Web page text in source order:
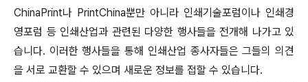
ChinaPrint나 PrintChina뿐만 아니라 인쇄기술포럼이나 인쇄경
영포럼 등 인쇄산업과 관련된 다양한 행사들을 전개해 나가고 있
습니다. 이러한 행사들을 통해 인쇄산업 종사자들은 그들의 의견
을 서로 교환할 수 있으며 새로운 정보를 접할 수 있습니다.